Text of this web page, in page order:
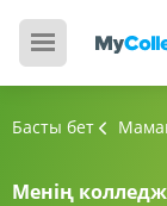
Басты бет
Менің